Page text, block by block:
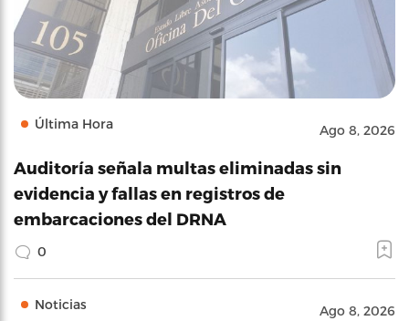
Última Hora Ago 8, 2026
Auditoría señala multas eliminadas sin
evidencia y fallas en registros de
embarcaciones del DRNA
0
Noticias Ago 8, 2026